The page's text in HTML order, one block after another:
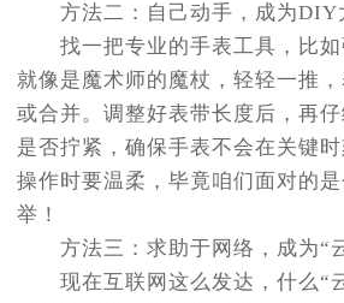
方法二：自己动手，成为DIY
找一把专业的手表工具，比如
就像是魔术师的魔杖，轻轻一推
或合并。调整好表带长度后，再
是否拧紧，确保手表不会在关键
操作时要温柔，毕竟咱们面对的
举！
方法三：求助于网络，成为“
现在互联网这么发达，什么“